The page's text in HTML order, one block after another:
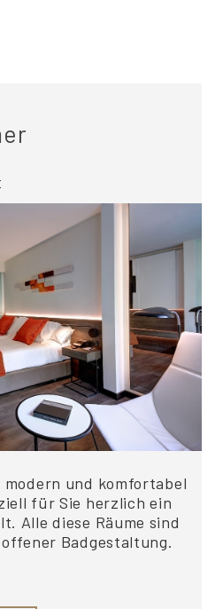
modern und komfortabel
für Sie herzlich ein
Alle diese Räume sind
Badgestaltung.